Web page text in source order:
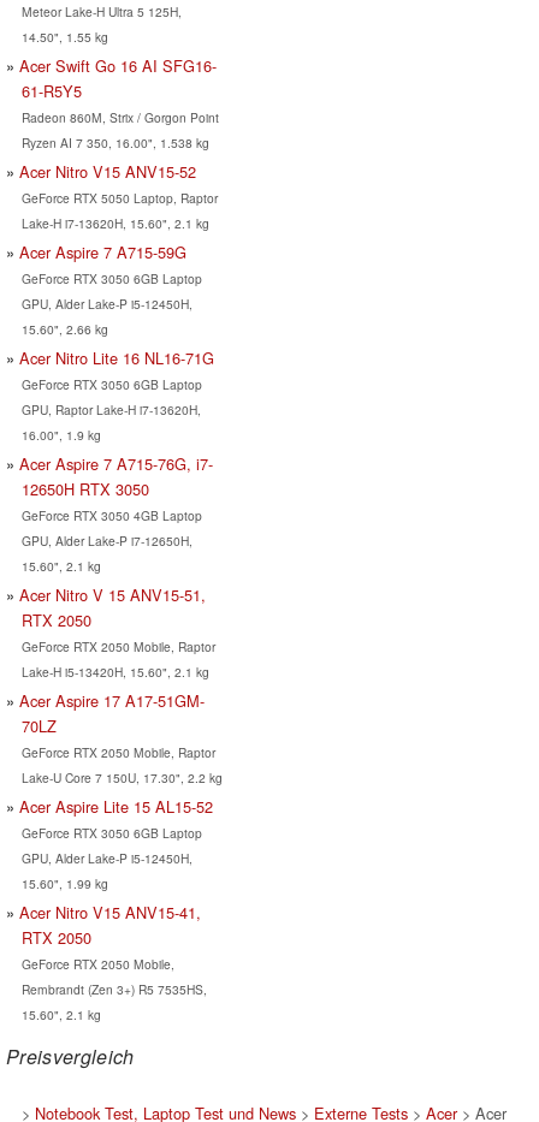
Meteor Lake-H Ultra 5 125H,
14.50", 1.55 kg
Acer Swift Go 16 AI SFG16-
61-R5Y5
Radeon 860M, Strix / Gorgon Point
Ryzen AI 7 350, 16.00", 1.538 kg
Acer Nitro V15 ANV15-52
GeForce RTX 5050 Laptop, Raptor
Lake-H i7-13620H, 15.60", 2.1 kg
Acer Aspire 7 A715-59G
GeForce RTX 3050 6GB Laptop
GPU, Alder Lake-P i5-12450H,
15.60", 2.66 kg
Acer Nitro Lite 16 NL16-71G
GeForce RTX 3050 6GB Laptop
GPU, Raptor Lake-H i7-13620H,
16.00", 1.9 kg
Acer Aspire 7 A715-76G, i7-
12650H RTX 3050
GeForce RTX 3050 4GB Laptop
GPU, Alder Lake-P i7-12650H,
15.60", 2.1 kg
Acer Nitro V 15 ANV15-51,
RTX 2050
GeForce RTX 2050 Mobile, Raptor
Lake-H i5-13420H, 15.60", 2.1 kg
Acer Aspire 17 A17-51GM-
70LZ
GeForce RTX 2050 Mobile, Raptor
Lake-U Core 7 150U, 17.30", 2.2 kg
Acer Aspire Lite 15 AL15-52
GeForce RTX 3050 6GB Laptop
GPU, Alder Lake-P i5-12450H,
15.60", 1.99 kg
Acer Nitro V15 ANV15-41,
RTX 2050
GeForce RTX 2050 Mobile,
Rembrandt (Zen 3+) R5 7535HS,
15.60", 2.1 kg
Preisvergleich
> Notebook Test, Laptop Test und News> Externe Tests> Acer> Acer